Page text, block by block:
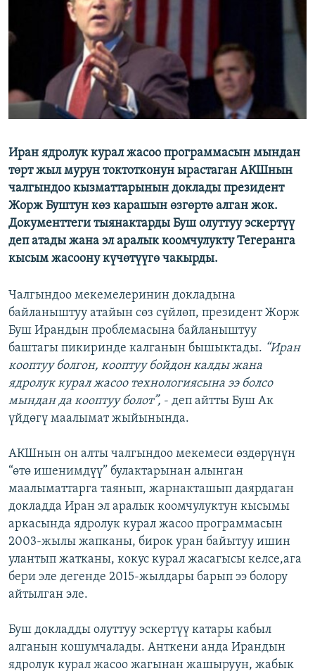
ЭЖЕ-СИҢДИЛЕР
ЫҢГАЙСЫЗ СУРООЛОР
ОНЛАЙН ШЕРИНЕ
ЭЕ/АРнун бардык сайттары
Иран ядролук курал жасоо программасын мындан
төрт жыл мурун токтотконун ырастаган АКШнын
чалгындоо кызматтарынын доклады президент
Жорж Буштун көз карашын өзгөртө алган жок.
Документтеги тыянактарды Буш олуттуу эскертүү
деп атады жана эл аралык коомчулукту Тегеранга
кысым жасоону күчөтүүгө чакырды.
Чалгындоо мекемелеринин докладына
байланыштуу атайын сөз сүйлөп, президент Жорж
Буш Ирандын проблемасына байланыштуу
баштагы пикиринде калганын бышыктады. “Иран
кооптуу болгон, кооптуу бойдон калды жана
ядролук курал жасоо технологиясына ээ болсо
мындан да кооптуу болот”, - деп айтты Буш Ак
үйдөгү маалымат жыйынында.
АКШнын он алты чалгындоо мекемеси өздөрүнүн
“өтө ишенимдүү” булактарынан алынган
маалыматтарга таянып, жарнакташып даярдаган
докладда Иран эл аралык коомчулуктун кысымы
аркасында ядролук курал жасоо программасын
2003-жылы жапканы, бирок уран байытуу ишин
улантып жатканы, кокус курал жасагысы келсе,ага
бери эле дегенде 2015-жылдары барып ээ болору
айтылган эле.
Буш докладды олуттуу эскертүү катары кабыл
алганын кошумчалады. Анткени анда Ирандын
ядролук курал жасоо жагынан жашыруун, жабык